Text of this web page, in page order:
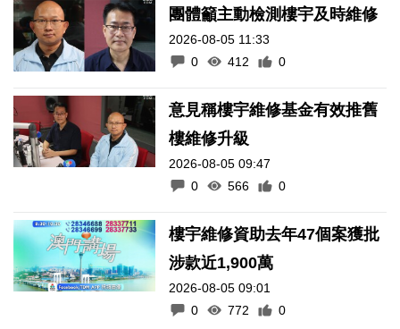
團體籲主動檢測樓宇及時維修
2026-08-05 11:33
0
412 0
意見稱樓宇維修基金有效推舊
樓維修升級
2026-08-05 09:47
0
566 0
樓宇維修資助去年47個案獲批
涉款近1,900萬
2026-08-05 09:01
0
772 0